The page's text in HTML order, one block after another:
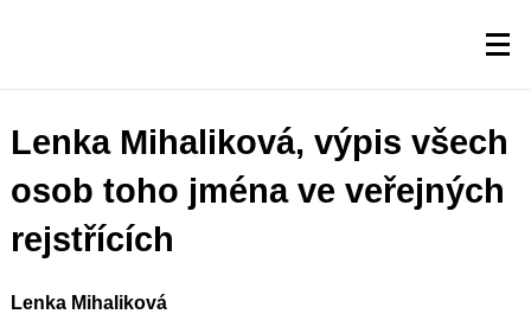
Lenka Mihaliková, výpis všech
osob toho jména ve veřejných
rejstřících
Lenka Mihaliková